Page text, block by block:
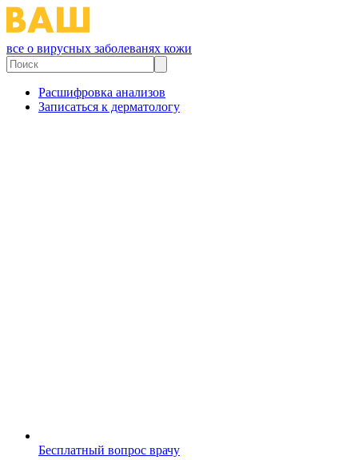
все о вирусных заболеванях кожи
Расшифровка анализов
Записаться к дерматологу
Бесплатный вопрос врачу